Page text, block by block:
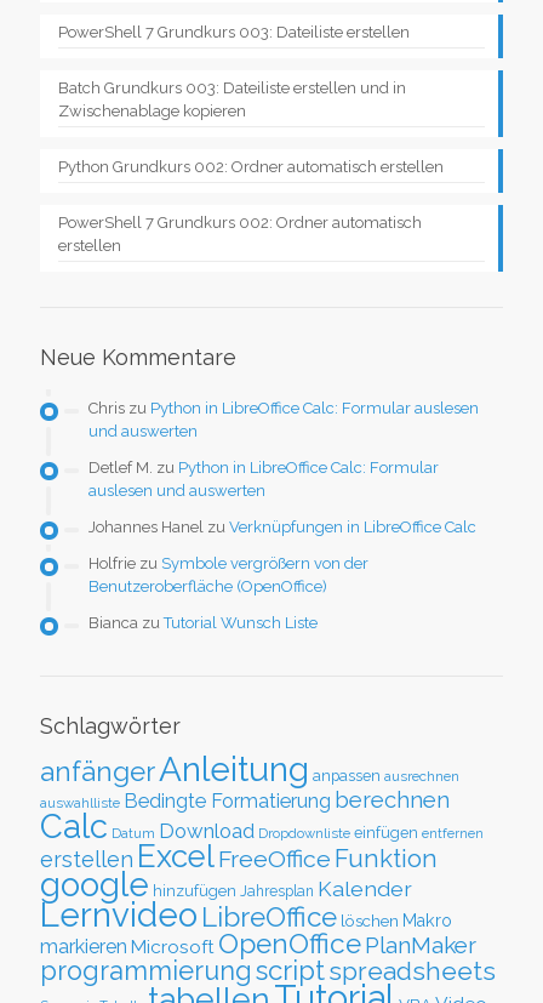
PowerShell 7 Grundkurs 003: Dateiliste erstellen
Batch Grundkurs 003: Dateiliste erstellen und in
Zwischenablage kopieren
Python Grundkurs 002: Ordner automatisch erstellen
PowerShell 7 Grundkurs 002: Ordner automatisch
erstellen
Neue Kommentare
Chris zu Python in LibreOffice Calc: Formular auslesen
und auswerten
Detlef M. zu Python in LibreOffice Calc: Formular
auslesen und auswerten
Johannes Hanel zu Verknüpfungen in LibreOffice Calc
Holfrie zu Symbole vergrößern von der
Benutzeroberfläche (OpenOffice)
Bianca zuTutorial Wunsch Liste
Schlagwörter
anfängerAnleitung anpassen ausrechnen
auswahlliste Bedingte Formatierung berechnen
Calc Datum Download Dropdownliste einfügen entfernen
erstellen ExcelFreeOffice Funktion
google hinzufügen Jahresplan Kalender
Lernvideo LibreOffice löschen Makro
markieren Microsoft OpenOfficePlanMaker
programmierung scriptspreadsheets